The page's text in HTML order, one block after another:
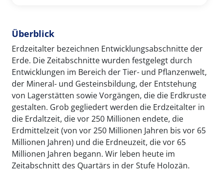
Überblick
Erdzeitalter bezeichnen Entwicklungsabschnitte der
Erde. Die Zeitabschnitte wurden festgelegt durch
Entwicklungen im Bereich der Tier- und Pflanzenwelt,
der Mineral- und Gesteinsbildung, der Entstehung
von Lagerstätten sowie Vorgängen, die die Erdkruste
gestalten. Grob gegliedert werden die Erdzeitalter in
die Erdaltzeit, die vor 250 Millionen endete, die
Erdmittelzeit (von vor 250 Millionen Jahren bis vor 65
Millionen Jahren) und die Erdneuzeit, die vor 65
Millionen Jahren begann. Wir leben heute im
Zeitabschnitt des Quartärs in der Stufe Holozän.